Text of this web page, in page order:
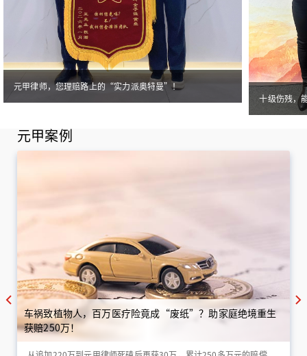
元甲律师，您理赔路上的“实力派奥特曼”！
十级伤残，
元甲案例
车祸致植物人，百万医疗险竟成“废纸”？助家庭绝境重生
获赔250万！